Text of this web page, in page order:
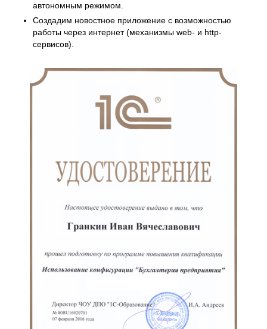
автономным режимом.
Создадим новостное приложение с возможностью
работы через интернет (механизмы web- и http-
сервисов).